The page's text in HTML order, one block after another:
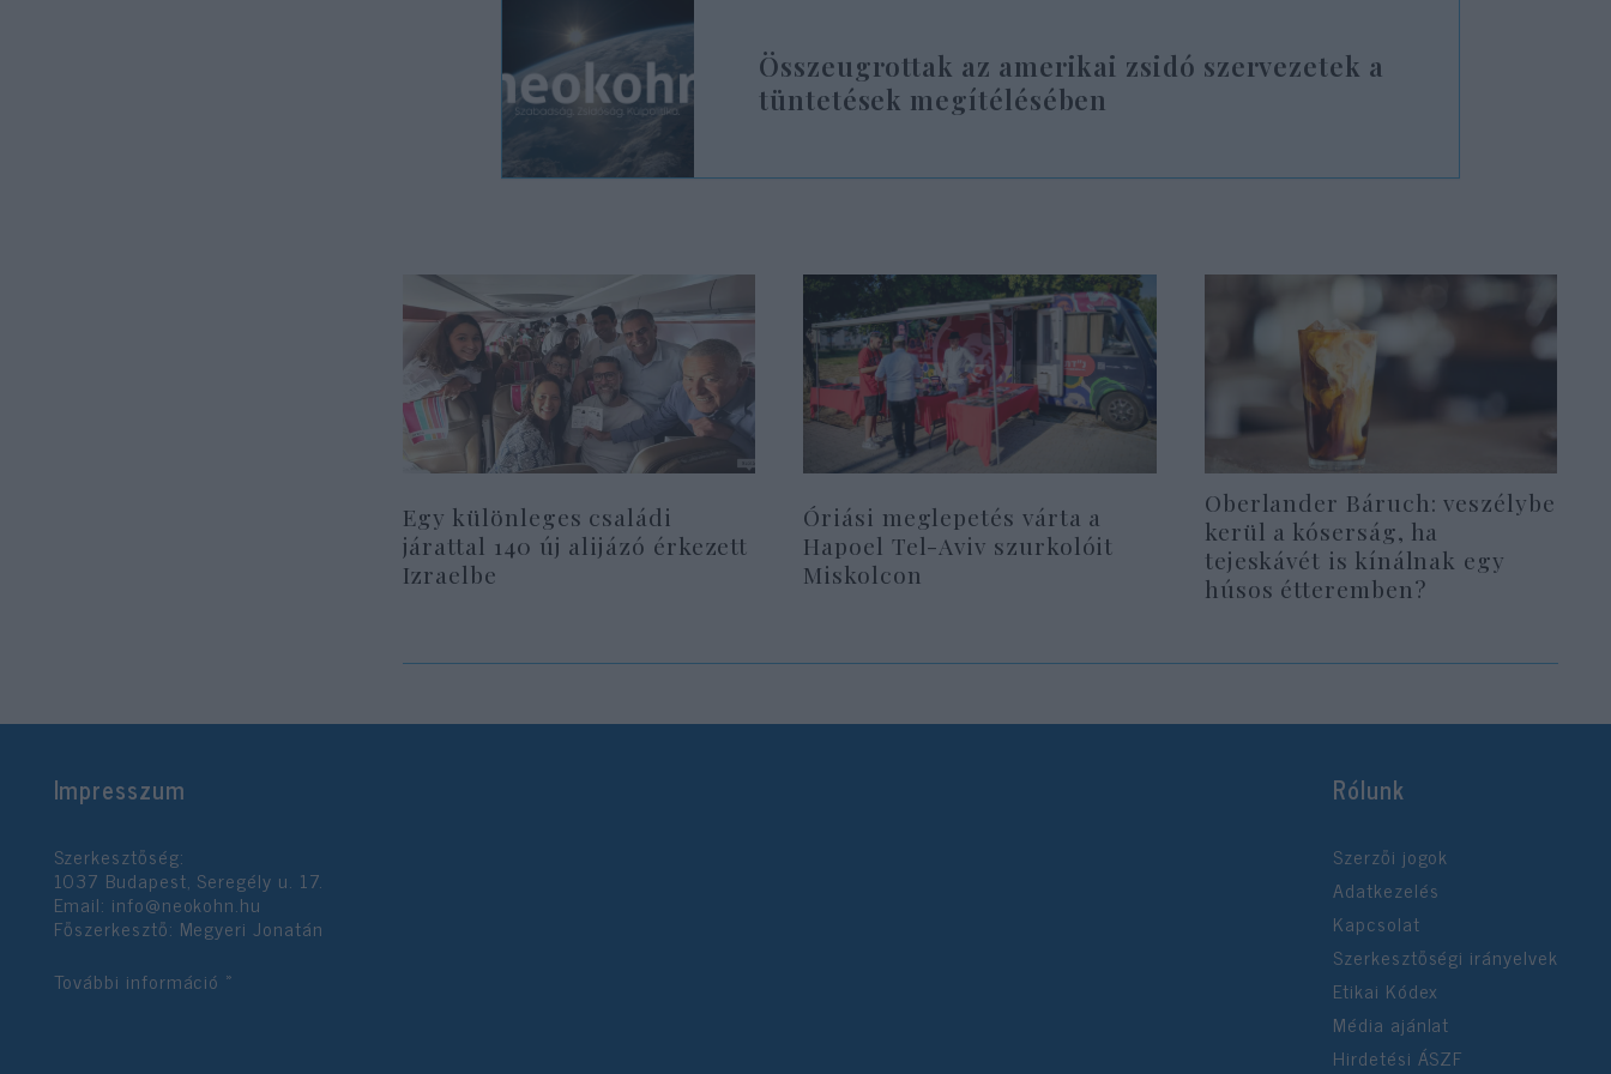
Összeugrottak az amerikai zsidó szervezetek a
tüntetések megítélésében
Egy különleges családi
járattal 140 új alijázó érkezett
Izraelbe
Óriási meglepetés várta a
Hapoel Tel-Aviv szurkolóit
Miskolcon
Oberlander Báruch: veszélybe
kerül a kóserság, ha
tejeskávét is kínálnak egy
húsos étteremben?
Impresszum
Szerkesztőség:
1037 Budapest, Seregély u. 17.
Email: info@neokohn.hu
Főszerkesztő: Megyeri Jonatán
További információ »
Rólunk
Szerzői jogok
Adatkezelés
Kapcsolat
Szerkesztőségi irányelvek
Etikai Kódex
Média ajánlat
Hirdetési ÁSZF